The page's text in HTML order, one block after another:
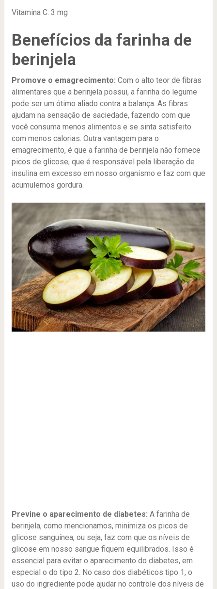
Vitamina C: 3 mg
Benefícios da farinha de
berinjela
Promove o emagrecimento: Com o alto teor de fibras
alimentares que a berinjela possui, a farinha do legume
pode ser um ótimo aliado contra a balança. As fibras
ajudam na sensação de saciedade, fazendo com que
você consuma menos alimentos e se sinta satisfeito
com menos calorias. Outra vantagem para o
emagrecimento, é que a farinha de berinjela não fornece
picos de glicose, que é responsável pela liberação de
insulina em excesso em nosso organismo e faz com que
acumulemos gordura.
Previne o aparecimento de diabetes: A farinha de
berinjela, como mencionamos, minimiza os picos de
glicose sanguínea, ou seja, faz com que os níveis de
glicose em nosso sangue fiquem equilibrados. Isso é
essencial para evitar o aparecimento do diabetes, em
especial o do tipo 2. No caso dos diabéticos tipo 1, o
uso do ingrediente pode ajudar no controle dos níveis de